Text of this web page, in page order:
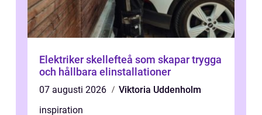
Elektriker skellefteå som skapar trygga
och hållbara elinstallationer
07 augusti 2026
Viktoria Uddenholm
inspiration